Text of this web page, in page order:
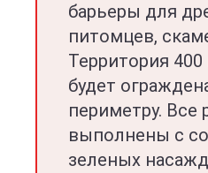
барьеры для
питомцев,
Территория
будет
периметру. Все
выполнены с
зеленых